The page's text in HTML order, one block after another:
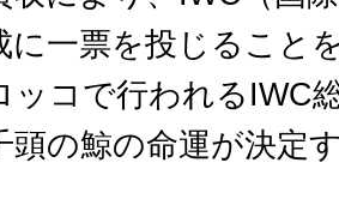
に一票を投じること
ッコで行われるIWC
頭の鯨の命運が決定